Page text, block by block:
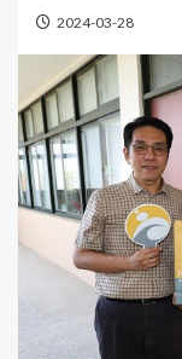
2024-03-28